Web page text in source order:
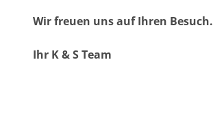
Wir freuen uns auf Ihren Besuch.
Ihr K & S Team